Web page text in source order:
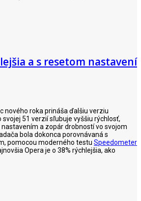
a s resetom nastavení
nového roka prináša ďalšiu verziu
svojej 51 verzií sľubuje vyššiu rýchlosť,
nastavením a zopár drobností vo svojom
bola dokonca porovnávaná s
pomocou moderného testu Speedometer
Opera je o 38% rýchlejšia, ako